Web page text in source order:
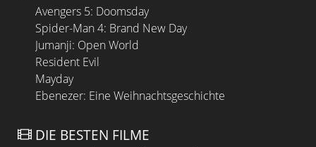
Avengers 5: Doomsday
Spider-Man 4: Brand New Day
Jumanji: Open World
Resident Evil
Mayday
Ebenezer: Eine Weihnachtsgeschichte
DIE BESTEN FILME